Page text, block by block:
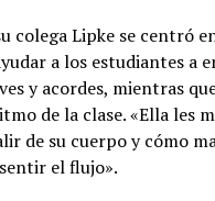
colega Lipke se centró
a los estudiantes a
y acordes, mientras
de la clase. «Ella les
de su cuerpo y cómo
el flujo».